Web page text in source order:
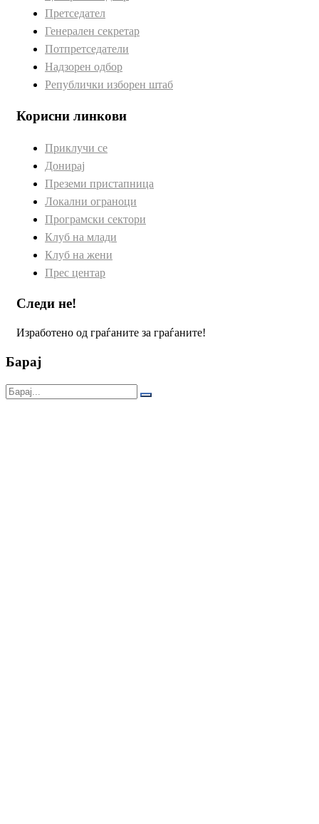
Претседател
Генерален секретар
Потпретседатели
Надзорен одбор
Републички изборен штаб
Корисни линкови
Приклучи се
Донирај
Преземи пристапница
Локални ограноци
Програмски сектори
Клуб на млади
Клуб на жени
Прес центар
Следи не!
Изработено од граѓаните за граѓаните!
Барај